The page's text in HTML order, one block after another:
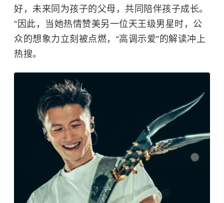
好，未来同为孩子的父母，共同陪伴孩子成长。
”因此，当她热情赞美另一位天王级男星时，公
众的想象力立刻被点燃，“高调示爱”的解读冲上
热搜。